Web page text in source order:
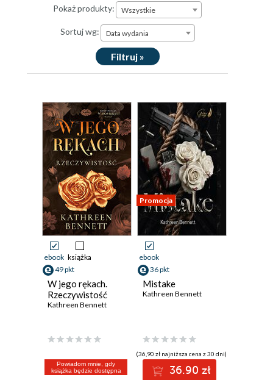
Pokaż produkty: Wszystkie
Sortuj wg: Data wydania
Filtruj »
ebook książka
49 pkt
W jego rękach.
Rzeczywistość
Kathreen Bennett
Powiadom mnie, gdy
książka będzie dostępna
Promocja
ebook
36 pkt
Mistake
Kathreen Bennett
(36,90 zł najniższa cena z 30 dni)
36.90 zł